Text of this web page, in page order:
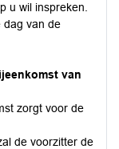
u wil inspreken.
dag van de
van
zorgt voor de
de voorzitter de